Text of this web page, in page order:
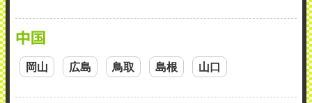
中国
岡山 広島 鳥取 島根 山口